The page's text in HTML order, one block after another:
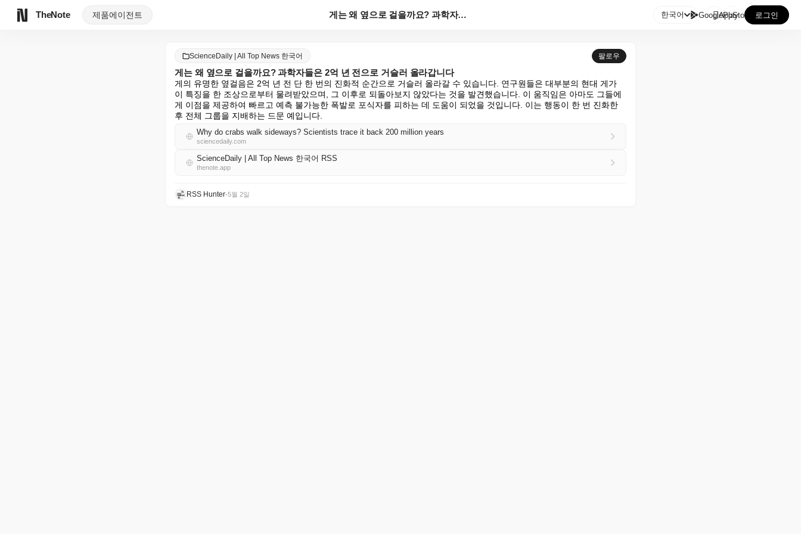
TheNote 제품에이전트 게는 왜 옆으로 걸을까요? 과학자들은 2억 년 전으로 ... 한국어 GooglePlay
AppStore 로그인
ScienceDaily | All Top News 한국어 팔로우
게는 왜 옆으로 걸을까요? 과학자들은 2억 년 전으로 거슬러 올라갑니다
게의 유명한 옆걸음은 2억 년 전 단 한 번의 진화적 순간으로 거슬러 올라갈 수 있습니다. 연구원들은 대부분의 현대 게가
이 특징을 한 조상으로부터 물려받았으며, 그 이후로 되돌아보지 않았다는 것을 발견했습니다. 이 움직임은 아마도 그들에
게 이점을 제공하여 빠르고 예측 불가능한 폭발로 포식자를 피하는 데 도움이 되었을 것입니다. 이는 행동이 한 번 진화한
후 전체 그룹을 지배하는 드문 예입니다.
Why do crabs walk sideways? Scientists trace it back 200 million years
sciencedaily.com
ScienceDaily | All Top News 한국어 RSS
thenote.app
RSS Hunter•5월 2일